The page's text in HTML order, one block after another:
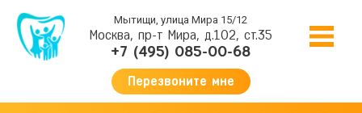
Мытищи, улица Мира 15/12
Москва, пр-т Мира, д.102, ст.35
+7 (495) 085-00-68
Перезвоните мне